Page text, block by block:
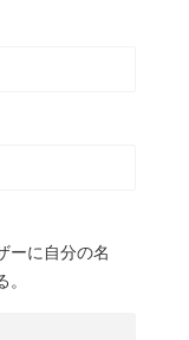
ーに自分の名